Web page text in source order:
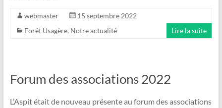
webmaster
15 septembre 2022
Forêt Usagère, Notre actualité Lire la suite
Forum des associations 2022
L’Aspit était de nouveau présente au forum des associations